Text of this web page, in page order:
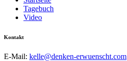
Tagebuch
Video
Kontakt
E-Mail: kelle@denken-erwuenscht.com